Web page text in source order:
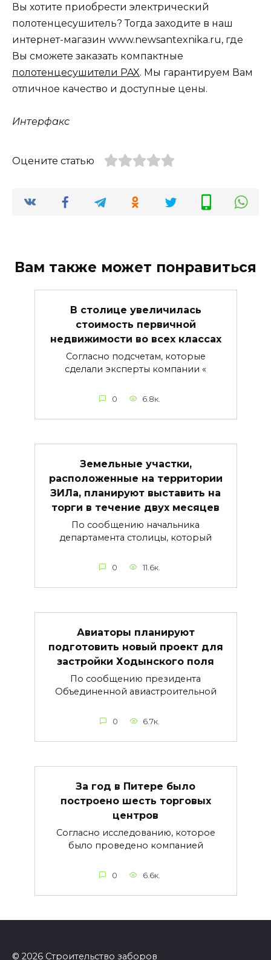
Вы хотите приобрести электрический
полотенцесушитель? Тогда заходите в наш
интернет-магазин www.newsantexnika.ru, где
Вы сможете заказать компактные
полотенцесушители PAX. Мы гарантируем Вам
отличное качество и доступные цены.
Интерфакс
Оцените статью
Вам также может понравиться
В столице увеличилась
стоимость первичной
недвижимости во всех классах
Согласно подсчетам, которые
сделали эксперты компании «
0 6.8к.
Земельные участки,
расположенные на территории
ЗИЛа, планируют выставить на
торги в течение двух месяцев
По сообщению начальника
департамента столицы, который
0 11.6к.
Авиаторы планируют
подготовить новый проект для
застройки Ходынского поля
По сообщению президента
Объединенной авиастроительной
0 6.7к.
За год в Питере было
построено шесть торговых
центров
Согласно исследованию, которое
было проведено компанией
0 6.6к.
© 2026 Строительство заборов